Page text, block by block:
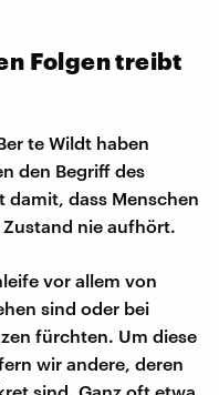
Folgen treibt
te Wildt haben
den Begriff des
dass Menschen
nie aufhört.
vor allem von
sind oder bei
fürchten. Um diese
wir andere, deren